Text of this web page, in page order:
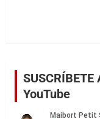
SUSCRÍBETE
YouTube